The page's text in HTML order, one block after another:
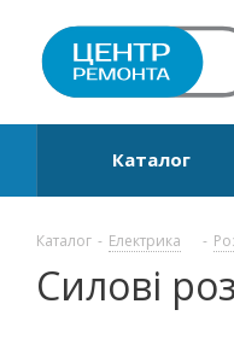
Каталог
Каталог - Електрика -
Силові